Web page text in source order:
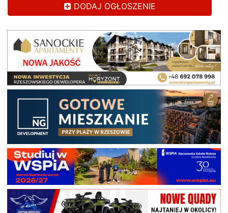
DODAJ OGŁOSZENIE